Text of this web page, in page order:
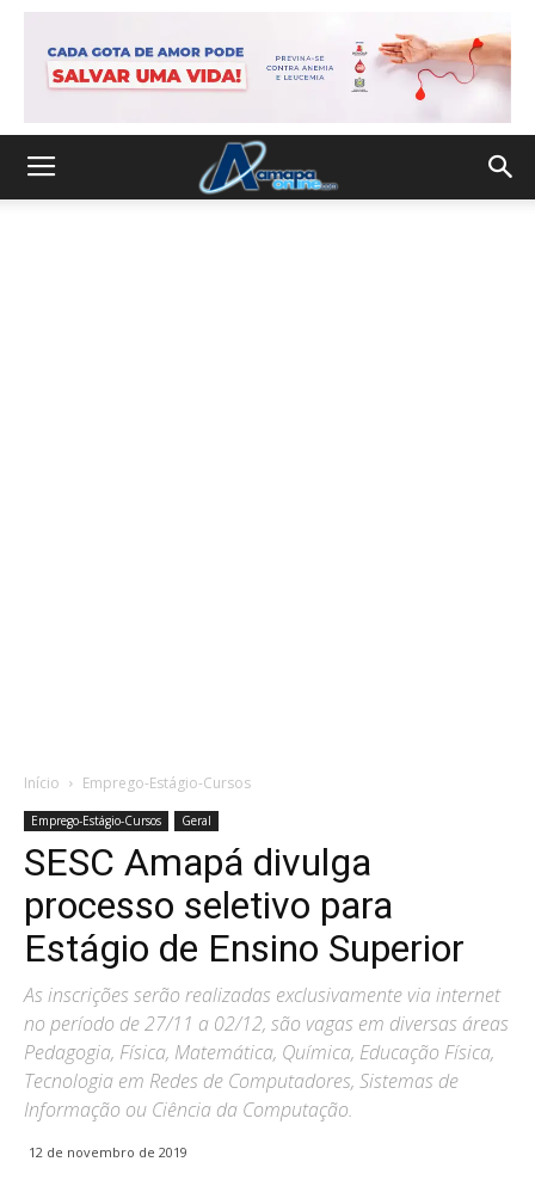
Início Emprego-Estágio-Cursos
Emprego-Estágio-Cursos Geral
SESC Amapá divulga
processo seletivo para
Estágio de Ensino Superior
As inscrições serão realizadas exclusivamente via internet
no período de 27/11 a 02/12, são vagas em diversas áreas
Pedagogia, Física, Matemática, Química, Educação Física,
Tecnologia em Redes de Computadores, Sistemas de
Informação ou Ciência da Computação.
12 de novembro de 2019